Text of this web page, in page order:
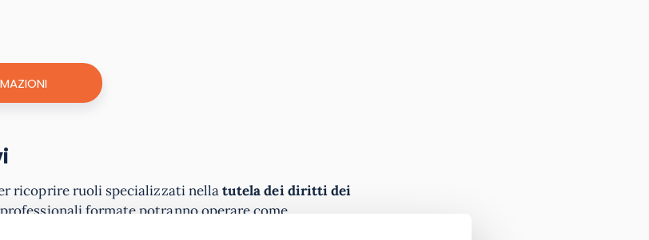
ricoprire ruoli specializzati nellatutela dei diritti dei
formate potranno operare come
minorile, educatori in contesti ad alto